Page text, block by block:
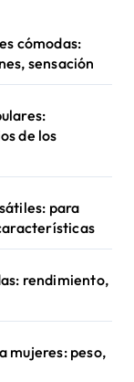
cómodas:
sensación
de los
para
rendimiento,
mujeres: peso,